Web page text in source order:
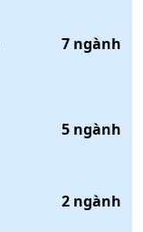
7 ngành
5 ngành
2 ngành